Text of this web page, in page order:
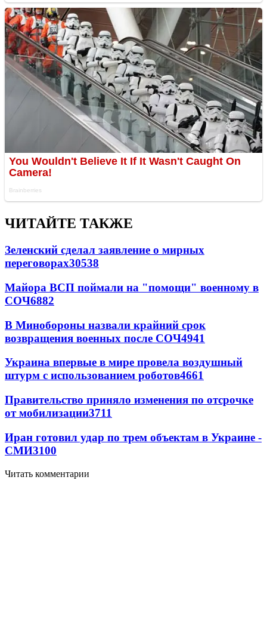
ЧИТАЙТЕ ТАКЖЕ
Зеленский сделал заявление о мирных
переговорах30538
Майора ВСП поймали на "помощи" военному в
СОЧ6882
В Минобороны назвали крайний срок
возвращения военных после СОЧ4941
Украина впервые в мире провела воздушный
штурм с использованием роботов4661
Правительство приняло изменения по отсрочке
от мобилизации3711
Иран готовил удар по трем объектам в Украине -
СМИ3100
Читать комментарии